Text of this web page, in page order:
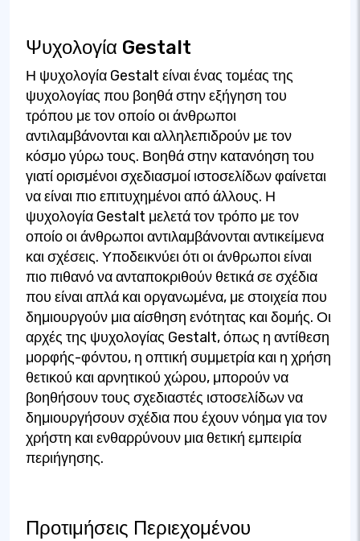
Ψυχολογία Gestalt
Η ψυχολογία Gestalt είναι ένας τομέας της
ψυχολογίας που βοηθά στην εξήγηση του
τρόπου με τον οποίο οι άνθρωποι
αντιλαμβάνονται και αλληλεπιδρούν με τον
κόσμο γύρω τους. Βοηθά στην κατανόηση του
γιατί ορισμένοι σχεδιασμοί ιστοσελίδων φαίνεται
να είναι πιο επιτυχημένοι από άλλους. Η
ψυχολογία Gestalt μελετά τον τρόπο με τον
οποίο οι άνθρωποι αντιλαμβάνονται αντικείμενα
και σχέσεις. Υποδεικνύει ότι οι άνθρωποι είναι
πιο πιθανό να ανταποκριθούν θετικά σε σχέδια
που είναι απλά και οργανωμένα, με στοιχεία που
δημιουργούν μια αίσθηση ενότητας και δομής. Οι
αρχές της ψυχολογίας Gestalt, όπως η αντίθεση
μορφής-φόντου, η οπτική συμμετρία και η χρήση
θετικού και αρνητικού χώρου, μπορούν να
βοηθήσουν τους σχεδιαστές ιστοσελίδων να
δημιουργήσουν σχέδια που έχουν νόημα για τον
χρήστη και ενθαρρύνουν μια θετική εμπειρία
περιήγησης.
Προτιμήσεις Περιεχομένου